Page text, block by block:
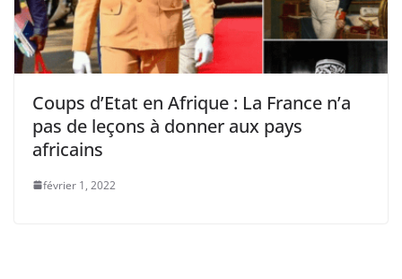
Coups d’Etat en Afrique : La France n’a
pas de leçons à donner aux pays
africains
février 1, 2022